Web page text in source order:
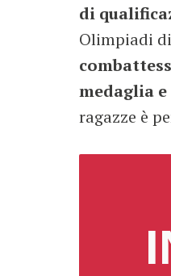
di
Olimpiadi
medaglia
ragazze è